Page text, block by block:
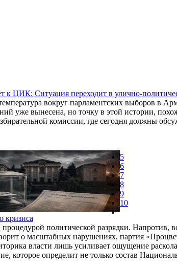
к ЦИК: Ситуация переходит в улично-
вокруг парламентских выборов в
уже вынесена, но точку в этой истории,
комиссии, где сегодня должны
кризиса
политической разрядки. Напротив,
о масштабных нарушениях, партия
власти лишь усиливает ощущение
которое определит не только состав
5
6
7
8
9
10